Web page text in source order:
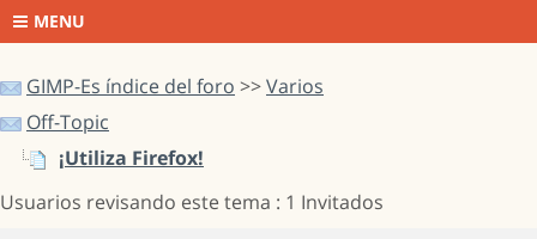
MENU
GIMP-Es índice del foro >>Varios
Off-Topic
¡Utiliza Firefox!
Usuarios revisando este tema : 1 Invitados